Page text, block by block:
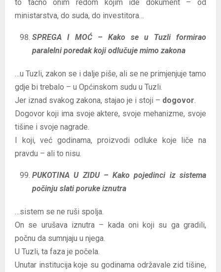
to tačno onim redom kojim ide dokument – od
ministarstva, do suda, do investitora…
SPREGA I MOĆ – Kako se u Tuzli formirao
paralelni poredak koji odlučuje mimo zakona
…u Tuzli, zakon se i dalje piše, ali se ne primjenjuje tamo
gdje bi trebalo – u Općinskom sudu u Tuzli.
Jer iznad svakog zakona, stajao je i stoji – dogovor
Dogovor koji ima svoje aktere, svoje mehanizme, svoje
tišine i svoje nagrade.
I koji, već godinama, proizvodi odluke koje liče na
pravdu – ali to nisu.
PUKOTINA U ZIDU – Kako pojedinci iz sistema
počinju slati poruke iznutra
…sistem se ne ruši spolja.
On se urušava iznutra – kada oni koji su ga gradili,
počnu da sumnjaju u njega.
U Tuzli, ta faza je počela.
Unutar institucija koje su godinama održavale zid tišine,